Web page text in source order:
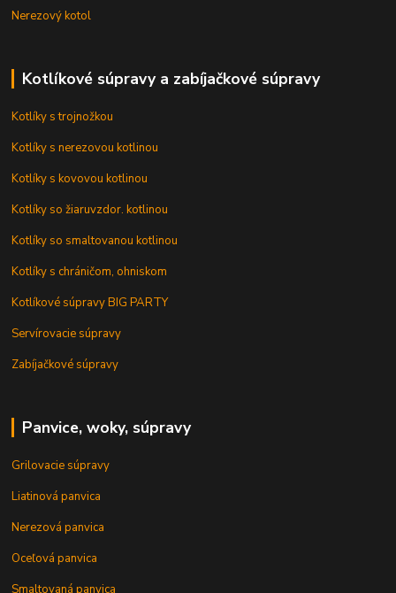
Nerezový kotol
Kotlíkové súpravy a zabíjačkové súpravy
Kotlíky s trojnožkou
Kotlíky s nerezovou kotlinou
Kotlíky s kovovou kotlinou
Kotlíky so žiaruvzdor. kotlinou
Kotlíky so smaltovanou kotlinou
Kotlíky s chráničom, ohniskom
Kotlíkové súpravy BIG PARTY
Servírovacie súpravy
Zabíjačkové súpravy
Panvice, woky, súpravy
Grilovacie súpravy
Liatinová panvica
Nerezová panvica
Oceľová panvica
Smaltovaná panvica